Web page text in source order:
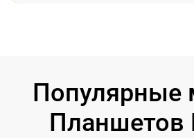
Популярные
Планшетов